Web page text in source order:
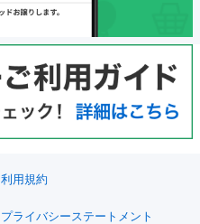
利用規約
プライバシーステートメント